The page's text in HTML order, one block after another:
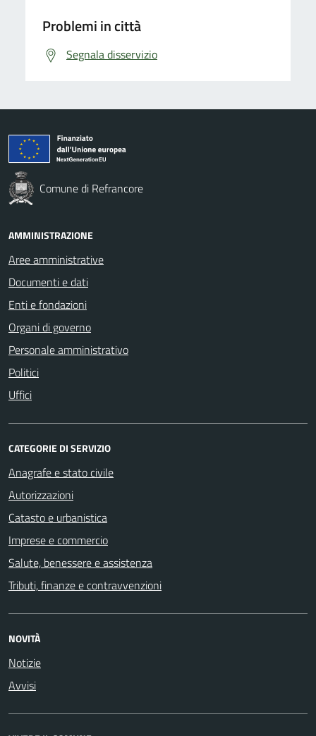
Problemi in città
Segnala disservizio
Comune di Refrancore
AMMINISTRAZIONE
Aree amministrative
Documenti e dati
Enti e fondazioni
Organi di governo
Personale amministrativo
Politici
Uffici
CATEGORIE DI SERVIZIO
Anagrafe e stato civile
Autorizzazioni
Catasto e urbanistica
Imprese e commercio
Salute, benessere e assistenza
Tributi, finanze e contravvenzioni
NOVITÀ
Notizie
Avvisi